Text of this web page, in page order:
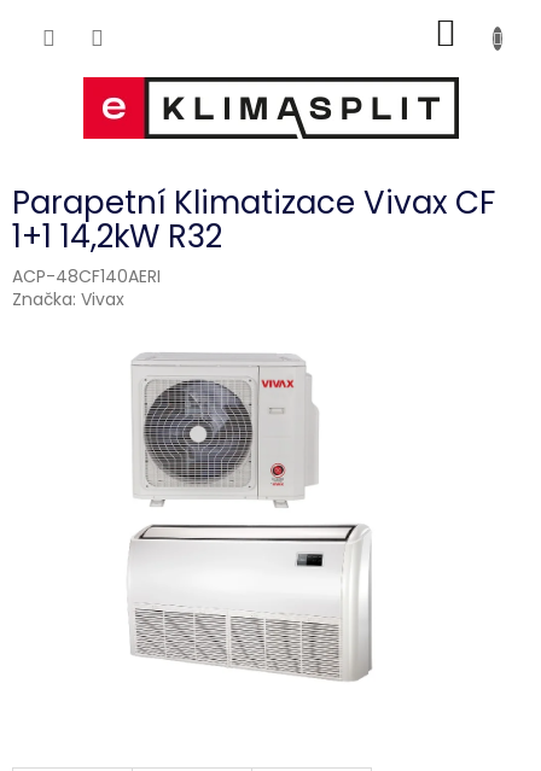
KOŠÍK
Parapetní Klimatizace Vivax CF
1+1 14,2kW R32
ACP-48CF140AERI
Značka: Vivax